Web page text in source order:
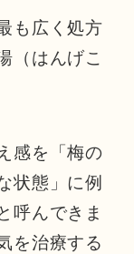
も広く処方
（はんげこ
感を「梅の
状態」に例
呼んできま
を治療する